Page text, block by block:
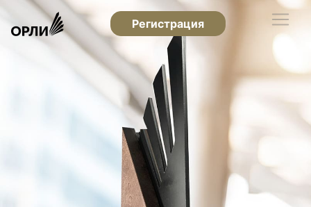
Регистрация